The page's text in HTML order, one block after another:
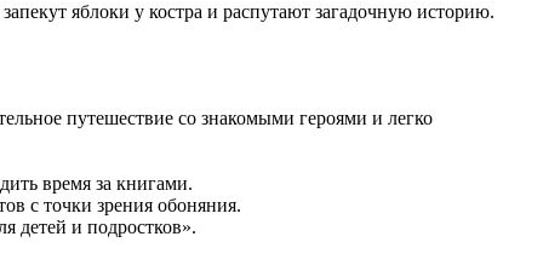
яблоки у костра и распутают загадочную историю.
путешествие со знакомыми героями и легко
время за книгами.
с точки зрения обоняния.
детей и подростков».